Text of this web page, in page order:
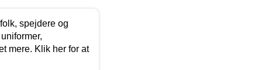
spejdere og
mere. Klik her for at